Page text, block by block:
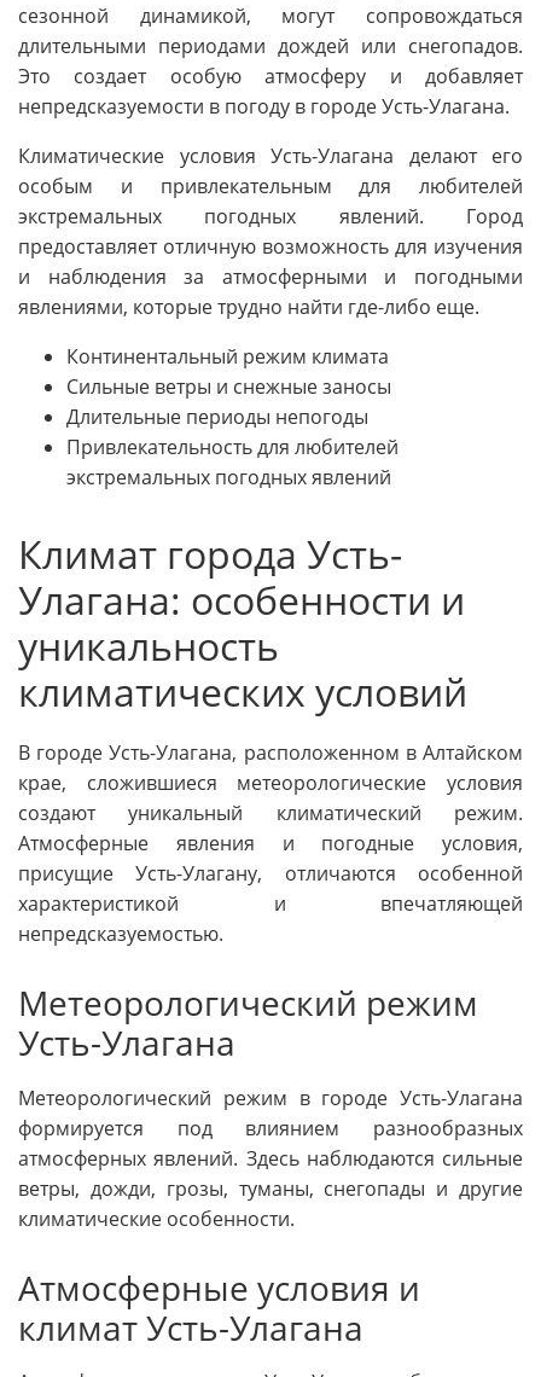
сезонной динамикой, могут сопровождаться
длительными периодами дождей или снегопадов.
Это создает особую атмосферу и добавляет
непредсказуемости в погоду в городе Усть-Улагана.
Климатические условия Усть-Улагана делают его
особым и привлекательным для любителей
экстремальных погодных явлений. Город
предоставляет отличную возможность для изучения
и наблюдения за атмосферными и погодными
явлениями, которые трудно найти где-либо еще.
Континентальный режим климата
Сильные ветры и снежные заносы
Длительные периоды непогоды
Привлекательность для любителей
экстремальных погодных явлений
Климат города Усть-
Улагана: особенности и
уникальность
климатических условий
В городе Усть-Улагана, расположенном в Алтайском
крае, сложившиеся метеорологические условия
создают уникальный климатический режим.
Атмосферные явления и погодные условия,
присущие Усть-Улагану, отличаются особенной
характеристикой и впечатляющей
непредсказуемостью.
Метеорологический режим
Усть-Улагана
Метеорологический режим в городе Усть-Улагана
формируется под влиянием разнообразных
атмосферных явлений. Здесь наблюдаются сильные
ветры, дожди, грозы, туманы, снегопады и другие
климатические особенности.
Атмосферные условия и
климат Усть-Улагана